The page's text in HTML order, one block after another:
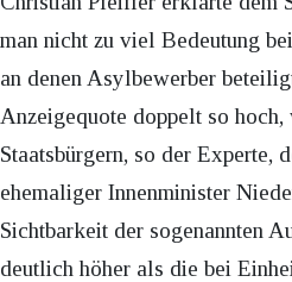
man nicht zu viel Bedeutung
an denen Asylbewerber
Anzeigequote doppelt so hoch,
Staatsbürgern, so der Experte,
ehemaliger Innenminister
Sichtbarkeit der sogenannten
deutlich höher als die bei